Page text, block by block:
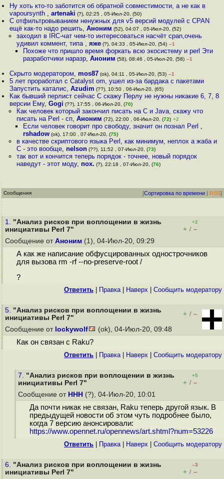
Ну хоть кто-то заботится об обратной совместимости, а не как в
vapoursynth ,artenaki (?), 02:25 , 05-Июл-20, (50)
С отфильтровыванием ненужных для v5 версий модулей с CPAN
ещё как-то надо решить,Аноним (52), 04:07 , 05-Июл-20, (52)
заходил в IRC-чат чем-то интересоваться насчёт cpan,очень
удивил коммент, типа , яже(?), 04:33 , 05-Июл-20, (54) –1
Похоже что пришло время форкать всю экосистему и perl Эти
разработчики наразр, Аноним (58), 08:46 , 05-Июл-20, (58) –1
Скрыто модератором,mos87 (ok), 04:11 , 05-Июл-20, (53) –1
5 лет проработал с Catalyst om, ушел из-за бардака с пакетами
Запустить каталис,Azudim (??), 10:50 , 06-Июл-20, (65)
Как бывший перлист сейчас C скажу Перлу не нужны никакие 6, 7, 8
версии Ему,Gogi (??), 17:55 , 06-Июл-20, (70)
Как человек который закончил писать на С и Java, скажу что
писать на Perl - сп, Аноним (72), 22:00 , 06-Июл-20, (72) +2
Если человек говорит про свободу, значит он познал Perl ,
rshadow(ok), 17:00 , 07-Июл-20, (75)
в качестве скриптового языка Perl, как минимум, неплох а жаба и
C - это вообще, nelson(??), 11:52 , 07-Июл-20, (73)
так вот и кончится теперь порядок - точнее, новый порядок
наведут - этот моду, пох. (?), 22:18 , 07-Июл-20, (76)
Сообщения [Сортировка по времени | RSS]
1. "Анализ рисков при воплощении в жизнь
инициативы Perl 7"
+2
+ / –
Сообщение от Аноним (1), 04-Июл-20, 09:29
А как же написание обфусцированных однострочников
для вызова rm -rf --no-preserve-root /
?
Ответить Правка| Наверх Cообщить модератору
5. "Анализ рисков при воплощении в жизнь
инициативы Perl 7"
+ / –
Сообщение от lockywolf (ok), 04-Июл-20, 09:48
Как он связан с Raku?
Ответить Правка| Наверх Cообщить модератору
7. "Анализ рисков при воплощении в жизнь
инициативы Perl 7"
+5
+ / –
Сообщение от ННН (?), 04-Июл-20, 10:01
Да почти никак не связан, Raku теперь другой язык. В
предыдущей новости об этом чуть подробнее было,
когда 7 версию анонсировали:
https://www.opennet.ru/opennews/art.shtml?num=53226
Ответить Правка| Наверх Cообщить модератору
6. "Анализ рисков при воплощении в жизнь
инициативы Perl 7"
–3
+ / –